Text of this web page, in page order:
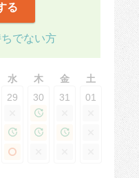
る
でない方
水 木 金 土
29 30 31 01